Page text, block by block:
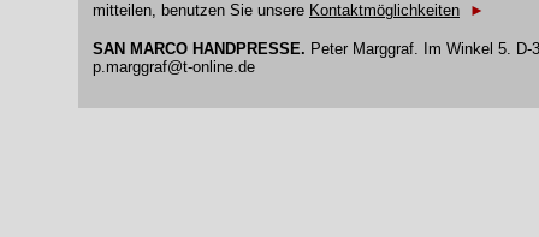
mitteilen, benutzen Sie unsere Kontaktmöglichkeiten ►
SAN MARCO HANDPRESSE. Peter Marggraf. Im Winkel 5.
p.marggraf@t-online.de